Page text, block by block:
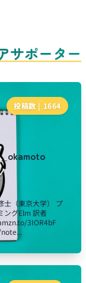
サポーター
投稿数 | 1664
士（東京大学） プ
ングElm 訳者
3IOR4bF